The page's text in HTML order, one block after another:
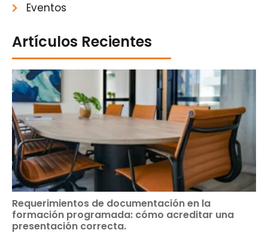
Artículos Recientes
Requerimientos de documentación en la
formación programada: cómo acreditar una
presentación correcta.
Eventos